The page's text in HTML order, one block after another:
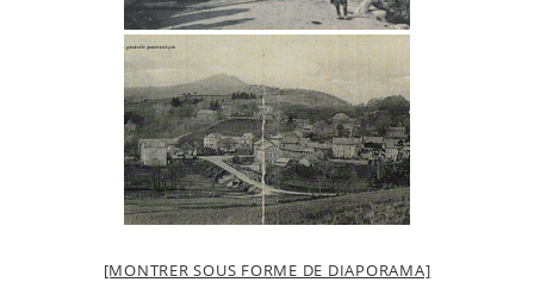
[MONTRER SOUS FORME DE DIAPORAMA]